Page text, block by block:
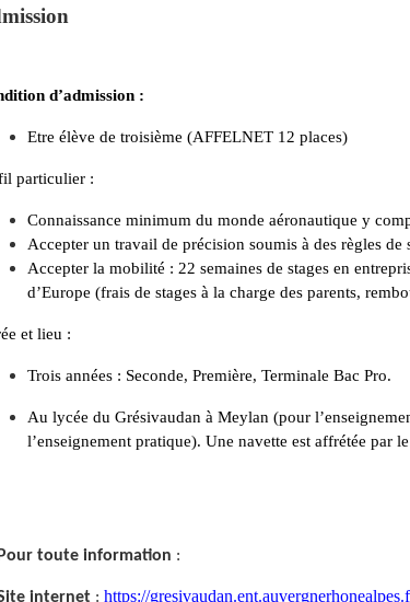
d’admission :
Etre élève de troisième (AFFELNET 12 places)
particulier :
Connaissance minimum du monde aéronautique y
Accepter un travail de précision soumis à des règles de
Accepter la mobilité : 22 semaines de stages en
d’Europe (frais de stages à la charge des parents,
et lieu :
Trois années : Seconde, Première, Terminale Bac Pro.
Au lycée du Grésivaudan à Meylan (pour
l’enseignement pratique). Une navette est affrétée par
Pour toute information :
internet : https://